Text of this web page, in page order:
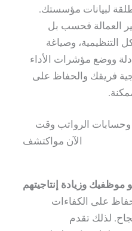
لبيانات مؤسستك.
العمالة فحسب بل
التنظيمية، وصياغة
ووضع مؤشرات الأداء
فريقك والحفاظ على
وحسابات الرواتب وقت
الآن مواكتشف
وزيادة إنتاجيتهم
على الكفاءات
لذلك تقدم